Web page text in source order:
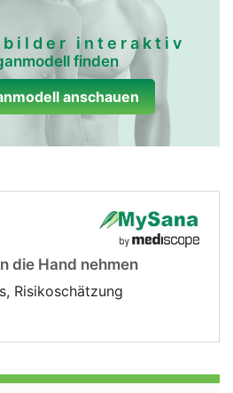
interaktiv
finden
anschauen
die Hand nehmen
Risikoschätzung